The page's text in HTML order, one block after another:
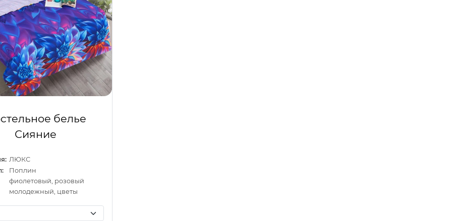
белье
Сияние
ЛЮКС
Поплин
фиолетовый, розовый
молодежный, цветы